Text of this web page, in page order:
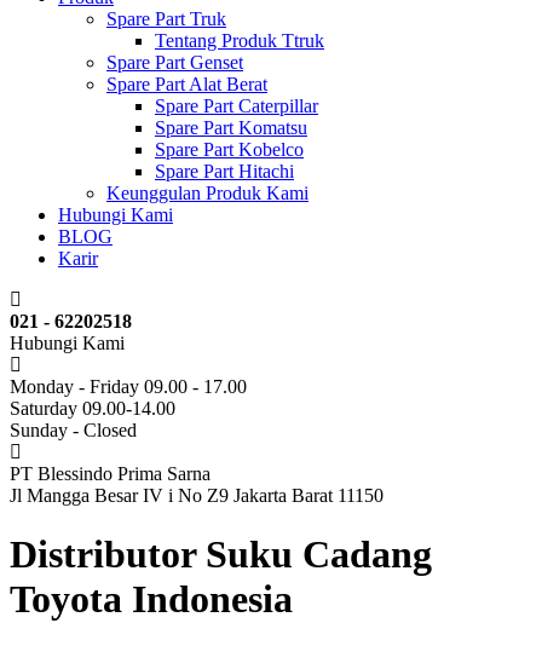
Spare Part Truk
Tentang Produk Ttruk
Spare Part Genset
Spare Part Alat Berat
Spare Part Caterpillar
Spare Part Komatsu
Spare Part Kobelco
Spare Part Hitachi
Keunggulan Produk Kami
Hubungi Kami
BLOG
Karir
021 - 62202518
Hubungi Kami
Monday - Friday 09.00 - 17.00
Saturday 09.00-14.00
Sunday - Closed
PT Blessindo Prima Sarna
Jl Mangga Besar IV i No Z9 Jakarta Barat 11150
Distributor Suku Cadang
Toyota Indonesia